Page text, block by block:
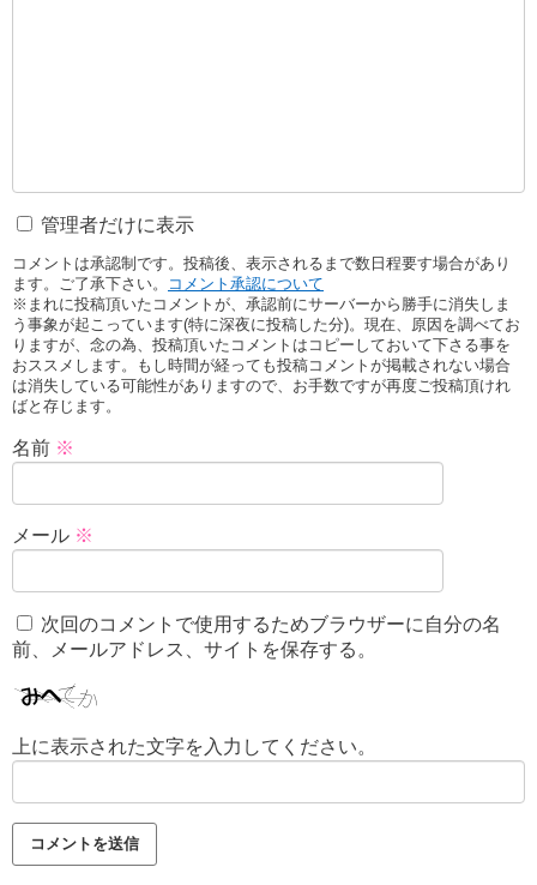
管理者だけに表示
コメントは承認制です。投稿後、表示されるまで数日程要す場合があり
ます。ご了承下さい。
コメント承認について
※まれに投稿頂いたコメントが、承認前にサーバーから勝手に消失しま
う事象が起こっています(特に深夜に投稿した分)。現在、原因を調べてお
りますが、念の為、投稿頂いたコメントはコピーしておいて下さる事を
おススメします。もし時間が経っても投稿コメントが掲載されない場合
は消失している可能性がありますので、お手数ですが再度ご投稿頂けれ
ばと存じます。
名前 ※
メール ※
次回のコメントで使用するためブラウザーに自分の名
前、メールアドレス、サイトを保存する。
上に表示された文字を入力してください。